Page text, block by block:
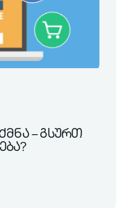
– გსურთ